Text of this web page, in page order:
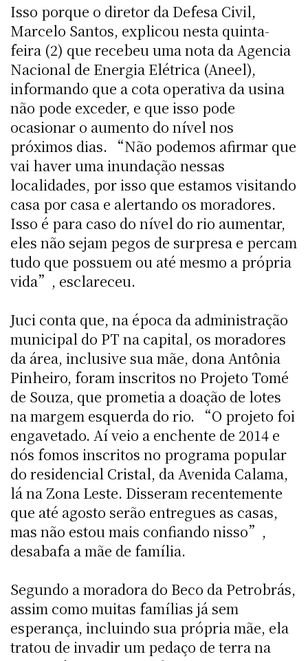
Isso porque o diretor da Defesa Civil,
Marcelo Santos, explicou nesta quinta-
feira (2) que recebeu uma nota da Agencia
Nacional de Energia Elétrica (Aneel),
informando que a cota operativa da usina
não pode exceder, e que isso pode
ocasionar o aumento do nível nos
próximos dias. “Não podemos afirmar que
vai haver uma inundação nessas
localidades, por isso que estamos visitando
casa por casa e alertando os moradores.
Isso é para caso do nível do rio aumentar,
eles não sejam pegos de surpresa e percam
tudo que possuem ou até mesmo a própria
vida”, esclareceu.
Juci conta que, na época da administração
municipal do PT na capital, os moradores
da área, inclusive sua mãe, dona Antônia
Pinheiro, foram inscritos no Projeto Tomé
de Souza, que prometia a doação de lotes
na margem esquerda do rio. “O projeto foi
engavetado. Aí veio a enchente de 2014 e
nós fomos inscritos no programa popular
do residencial Cristal, da Avenida Calama,
lá na Zona Leste. Disseram recentemente
que até agosto serão entregues as casas,
mas não estou mais confiando nisso”,
desabafa a mãe de família.
Segundo a moradora do Beco da Petrobrás,
assim como muitas famílias já sem
esperança, incluindo sua própria mãe, ela
tratou de invadir um pedaço de terra na